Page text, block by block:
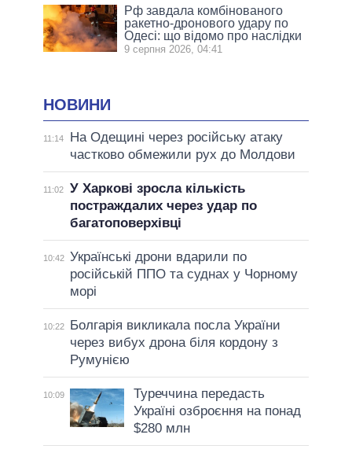
Рф завдала комбінованого
ракетно-дронового удару по
Одесі: що відомо про наслідки
9 серпня 2026, 04:41
НОВИНИ
11:14
На Одещині через російську атаку
частково обмежили рух до Молдови
11:02
У Харкові зросла кількість
постраждалих через удар по
багатоповерхівці
10:42 Українські дрони вдарили по
російській ППО та суднах у Чорному
морі
10:22
Болгарія викликала посла України
через вибух дрона біля кордону з
Румунією
10:09
Туреччина передасть
Україні озброєння на понад
$280 млн